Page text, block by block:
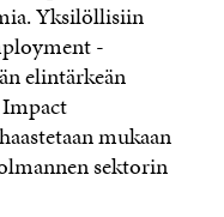
Yksilöllisiin
-
elintärkeän
mukaan
sektorin